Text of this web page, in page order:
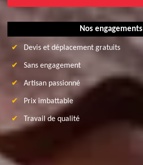
Nos engagements
Devis et déplacement gratuits
Sans engagement
Artisan passionné
Prix imbattable
Travail de qualité